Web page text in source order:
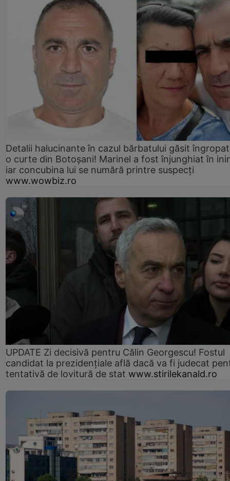
Detalii halucinante în cazul bărbatului găsit
o curte din Botoșani! Marinel a fost înjunghiat în
iar concubina lui se numără printre suspecți
www.wowbiz.ro
UPDATE Zi decisivă pentru Călin Georgescu! Fostul
candidat la prezidențiale află dacă va fi judecat
tentativă de lovitură de stat www.stirilekanald.ro